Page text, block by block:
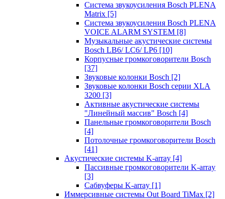
Система звукоусиления Bosch PLENA
Matrix [5]
Система звукоусиления Bosch PLENA
VOICE ALARM SYSTEM [8]
Музыкальные акустические системы
Bosch LB6/ LC6/ LP6 [10]
Корпусные громкоговорители Bosch
[37]
Звуковые колонки Bosch [2]
Звуковые колонки Bosch серии XLA
3200 [3]
Активные акустические системы
"Линейный массив" Bosch [4]
Панельные громкоговорители Bosch
[4]
Потолочные громкоговорители Bosch
[41]
Акустические системы K-array [4]
Пассивные громкоговорители K-array
[3]
Сабвуферы K-array [1]
Иммерсивные системы Out Board TiMax [2]